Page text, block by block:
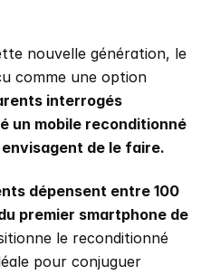
nouvelle génération, le
comme une option
interrogés
un mobile reconditionné
de le faire.
dépensent entre 100
premier smartphone de
le reconditionné
pour conjuguer